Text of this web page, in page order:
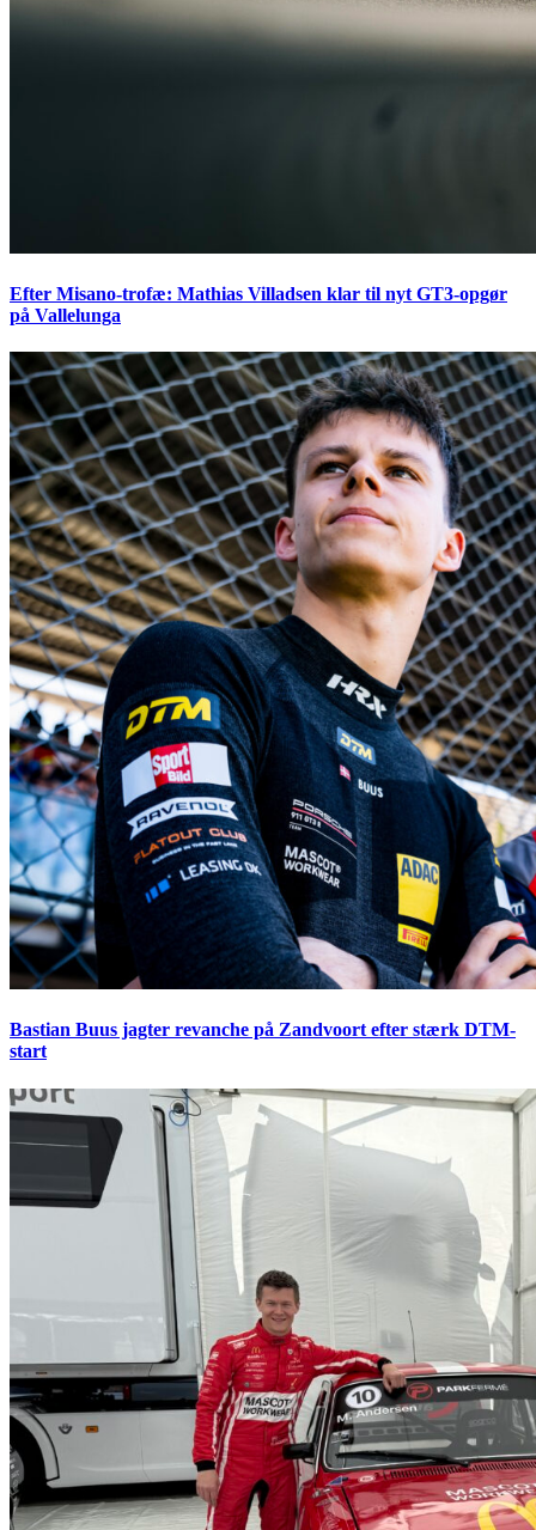
Efter Misano-trofæ: Mathias Villadsen klar til nyt GT3-opgør
på Vallelunga
Bastian Buus jagter revanche på Zandvoort efter stærk DTM-
start